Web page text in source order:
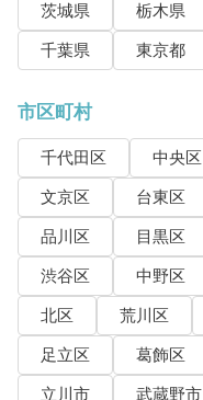
茨城県 栃木県
千葉県
東京都
市区町村
千代田区 中央区
文京区
台東区
品川区
目黒区
渋谷区
中野区
北区
荒川区
足立区
葛飾区
立川市
武蔵野市